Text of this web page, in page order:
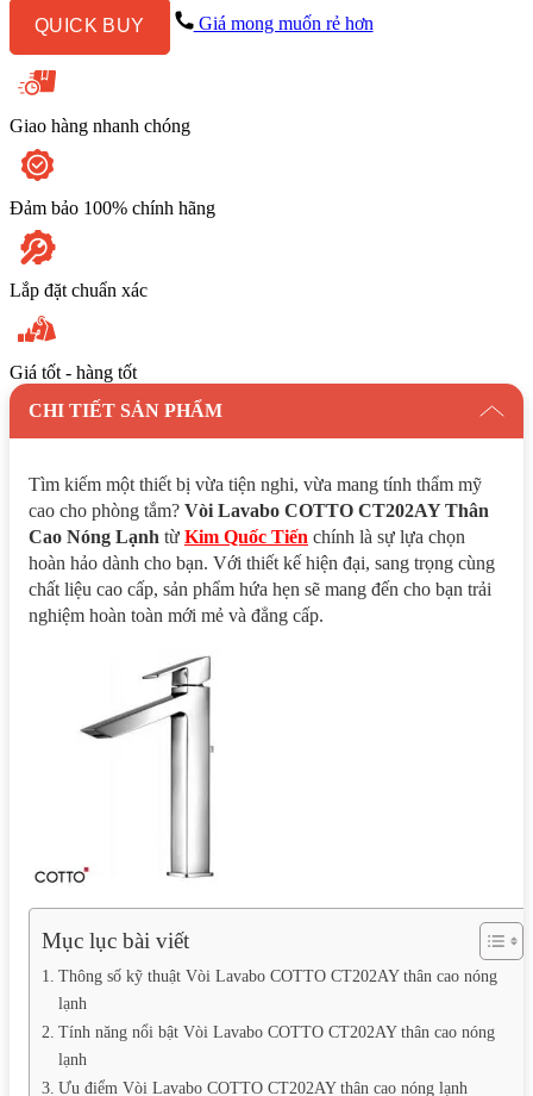
Lạnh
số
lượng
QUICK BUY Giá mong muốn rẻ hơn
Giao hàng nhanh chóng
Đảm bảo 100% chính hãng
Lắp đặt chuẩn xác
Giá tốt - hàng tốt
CHI TIẾT SẢN PHẨM
Tìm kiếm một thiết bị vừa tiện nghi, vừa mang tính thẩm mỹ
cao cho phòng tắm? Vòi Lavabo COTTO CT202AY Thân
Cao Nóng Lạnh từ Kim Quốc Tiến chính là sự lựa chọn
hoàn hảo dành cho bạn. Với thiết kế hiện đại, sang trọng cùng
chất liệu cao cấp, sản phẩm hứa hẹn sẽ mang đến cho bạn trải
nghiệm hoàn toàn mới mẻ và đẳng cấp.
Mục lục bài viết
Thông số kỹ thuật Vòi Lavabo COTTO CT202AY thân cao nóng
lạnh
Tính năng nổi bật Vòi Lavabo COTTO CT202AY thân cao nóng
lạnh
Ưu điểm Vòi Lavabo COTTO CT202AY thân cao nóng lạnh